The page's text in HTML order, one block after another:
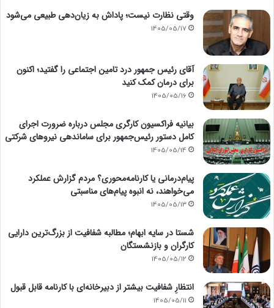
وقتی نظارت نیست؛ پاداش به زیان‌دهی طبیعی می‌شود
1405/05/17
آقای رئیس جمهور درد تامین اجتماعی را گفتید؛ اکنون
برای درمان کمک کنید
1405/05/16
بیانیه فراکسیون کارگری مجلس درباره ضرورت اجرای
کامل دستور رئیس‌جمهور برای ساماندهی نیروهای شرکتی
1405/05/14
پیام‌درمانی یا کارنامه‌محوری؟ مردم گزارش عملکرد
می‌خواهند، نه انبوه پیام‌های مناسبتی
1405/05/13
شستا در سایه ابهام؛ مطالبه شفافیت از بزرگ‌ترین دارایی
کارگران و بازنشستگان
1405/05/12
انتظارِ شفافیت بیشتر از دبیرخانه‌ای با کارنامه قابل قبول
1405/05/11